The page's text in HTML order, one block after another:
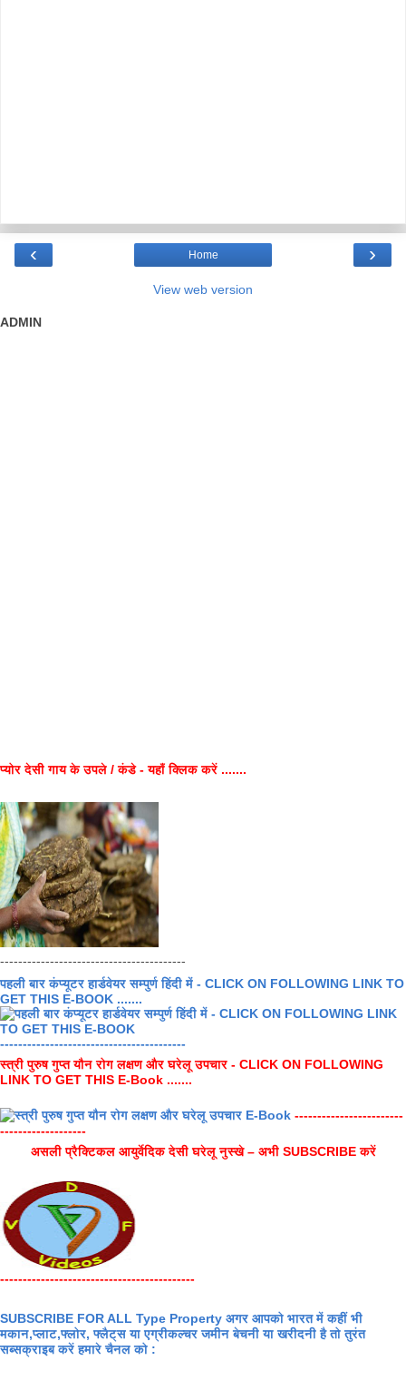
‹ ›
Home
View web version
ADMIN
प्योर देसी गाय के उपले / कंडे - यहाँ क्लिक करें .......
-----------------------------------------
पहली बार कंप्यूटर हार्डवेयर सम्पुर्ण हिंदी में - CLICK ON FOLLOWING LINK TO
GET THIS E-BOOK .......
-----------------------------------------
स्त्री पुरुष गुप्त यौन रोग लक्षण और घरेलू उपचार - CLICK ON FOLLOWING
LINK TO GET THIS E-Book .......
------------------------
-------------------
असली प्रैक्टिकल आयुर्वेदिक देसी घरेलू नुस्खे – अभी SUBSCRIBE करें
-------------------------------------------
SUBSCRIBE FOR ALL Type Property अगर आपको भारत में कहीं भी
मकान,प्लाट,फ्लोर, फ्लैट्स या एग्रीकल्चर जमीन बेचनी या खरीदनी है तो तुरंत
सब्सक्राइब करें हमारे चैनल को :